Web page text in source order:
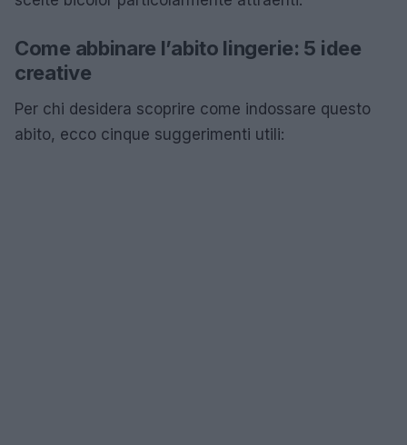
Come abbinare l’abito lingerie: 5 idee
creative
Per chi desidera scoprire come indossare questo
abito, ecco cinque suggerimenti utili: